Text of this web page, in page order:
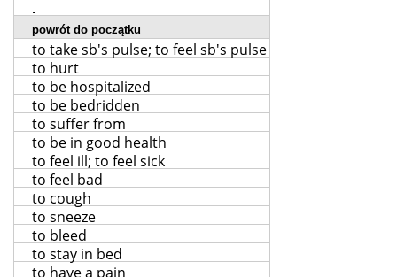
.
powrót do początku
to take sb's pulse; to feel sb's pulse
to hurt
to be hospitalized
to be bedridden
to suffer from
to be in good health
to feel ill; to feel sick
to feel bad
to cough
to sneeze
to bleed
to stay in bed
to have a pain